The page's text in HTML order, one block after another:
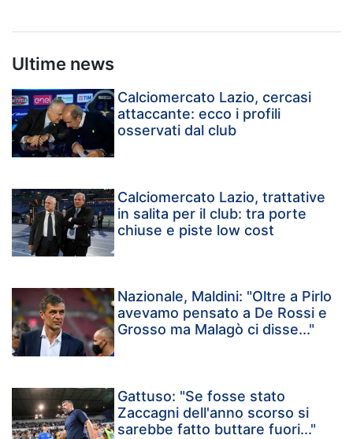
Ultime news
Calciomercato Lazio, cercasi
attaccante: ecco i profili
osservati dal club
Calciomercato Lazio, trattative
in salita per il club: tra porte
chiuse e piste low cost
Nazionale, Maldini: "Oltre a Pirlo
avevamo pensato a De Rossi e
Grosso ma Malagò ci disse..."
Gattuso: "Se fosse stato
Zaccagni dell'anno scorso si
sarebbe fatto buttare fuori..."